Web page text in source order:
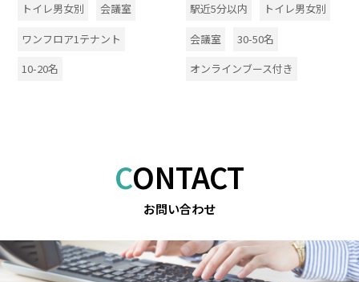
トイレ男女別
会議室
ワンフロア1テナント
10-20名
駅近5分以内
トイレ男女別
会議室
30-50名
オンラインブース付き
CONTACT
お問い合わせ